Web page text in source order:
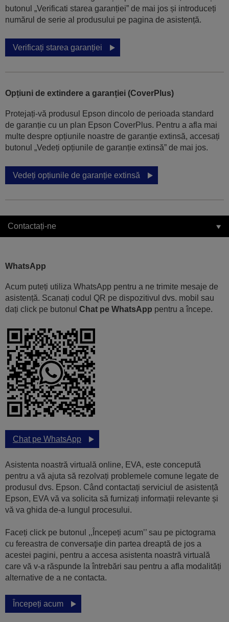
butonul „Verificati starea garanției” de mai jos și introduceți
numărul de serie al produsului pe pagina de asistență.
Verificați starea garanției
Opțiuni de extindere a garanției (CoverPlus)
Protejați-vă produsul Epson dincolo de perioada standard
de garanție cu un plan Epson CoverPlus. Pentru a afla mai
multe despre opțiunile noastre de garanție extinsă, accesați
butonul „Vedeți opțiunile de garanție extinsă” de mai jos.
Vedeți opțiunile de garanție extinsă
Contactați-ne
WhatsApp
Acum puteți utiliza WhatsApp pentru a ne trimite mesaje de
asistență. Scanați codul QR pe dispozitivul dvs. mobil sau
dați click pe butonul Chat pe WhatsApp pentru a începe.
Chat pe WhatsApp
Asistenta noastră virtuală online, EVA, este concepută
pentru a vă ajuta să rezolvați problemele comune legate de
produsul dvs. Epson. Când contactați serviciul de asistență
Epson, EVA vă va solicita să furnizați informații relevante și
vă va ghida de-a lungul procesului.
Faceți click pe butonul ,,Începeți acum’’ sau pe pictograma
cu fereastra de conversaţie din partea dreaptă de jos a
acestei pagini, pentru a accesa asistenta noastră virtuală
care vă v-a răspunde la întrebări sau pentru a afla modalități
alternative de a ne contacta.
Începeți acum